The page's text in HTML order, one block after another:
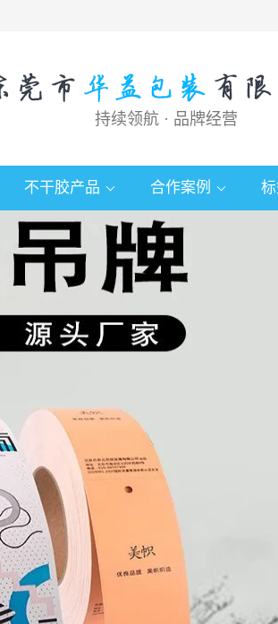
持续领航 · 品牌经营
不干胶产品 合作案例